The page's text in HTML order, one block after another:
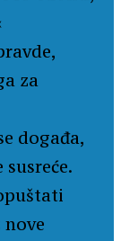
za
događa,
nove